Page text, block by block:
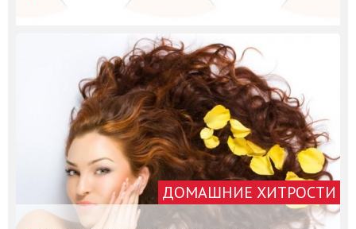
ДОМАШНИЕ ХИТРОСТИ